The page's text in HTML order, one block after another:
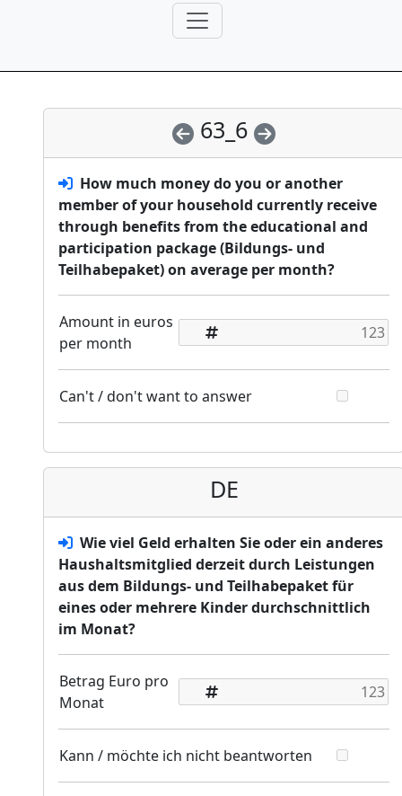
63_6
How much money do you or another
member of your household currently receive
through benefits from the educational and
participation package (Bildungs- und
Teilhabepaket) on average per month?
Amount in euros
per month
Can't / don't want to answer
DE
Wie viel Geld erhalten Sie oder ein anderes
Haushaltsmitglied derzeit durch Leistungen
aus dem Bildungs- und Teilhabepaket für
eines oder mehrere Kinder durchschnittlich
im Monat?
Betrag Euro pro
Monat
Kann / möchte ich nicht beantworten